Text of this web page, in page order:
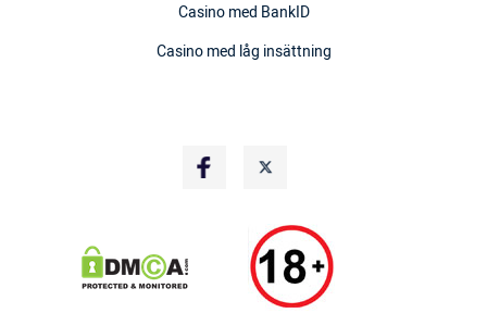
Casino med BankID
Casino med låg insättning